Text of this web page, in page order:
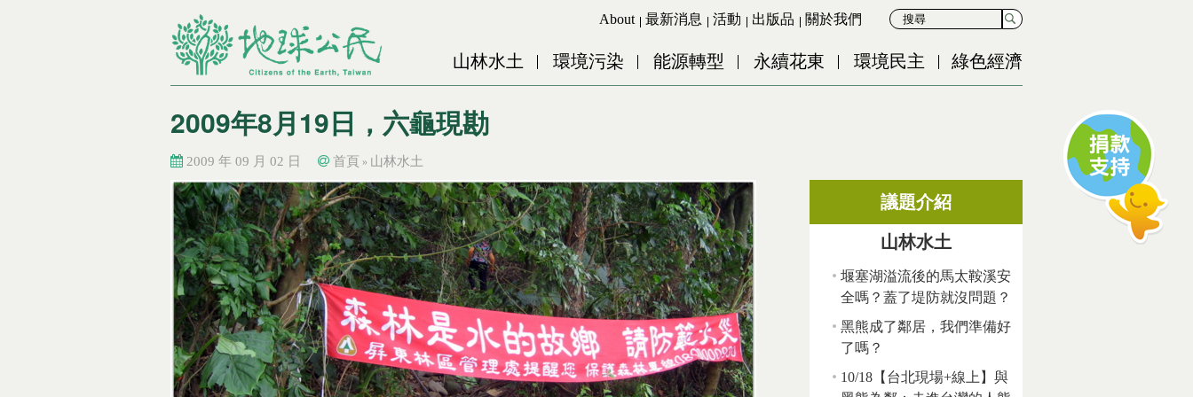
Jump to Navigation
Jump to Main content
About 最新消息 活動 出版品 關於我們
山林水土 環境污染 能源轉型 永續花東 環境民主 綠色經濟
2009年8月19日，六龜現勘
2009 年 09 月 02 日
您在這裡
首頁 » 山林水土
您在這裡 議題介紹
山林水土
堰塞湖溢流後的馬太鞍溪安
全嗎？蓋了堤防就沒問題？
黑熊成了鄰居，我們準備好
了嗎？
10/18【台北現場+線上】與